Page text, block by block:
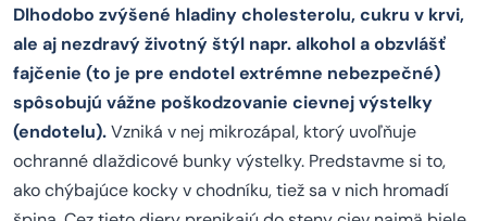
Dlhodobo zvýšené hladiny cholesterolu, cukru v krvi,
ale aj nezdravý životný štýl napr. alkohol a obzvlášť
fajčenie (to je pre endotel extrémne nebezpečné)
spôsobujú vážne poškodzovanie cievnej výstelky
(endotelu).Vzniká v nej mikrozápal, ktorý uvoľňuje
ochranné dlaždicové bunky výstelky. Predstavme si to,
ako chýbajúce kocky v chodníku, tiež sa v nich hromadí